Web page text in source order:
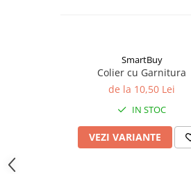
SmartBuy
Colier cu Garnitura
de la 10,50 Lei
IN STOC
VEZI VARIANTE